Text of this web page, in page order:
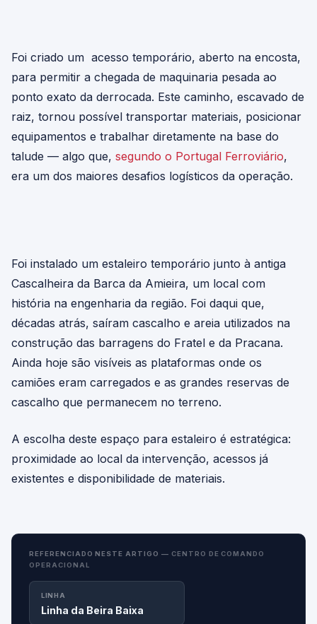
Foi criado um acesso temporário, aberto na encosta,
para permitir a chegada de maquinaria pesada ao
ponto exato da derrocada. Este caminho, escavado de
raiz, tornou possível transportar materiais, posicionar
equipamentos e trabalhar diretamente na base do
talude — algo que, segundo o Portugal Ferroviário,
era um dos maiores desafios logísticos da operação.
Foi instalado um estaleiro temporário junto à antiga
Cascalheira da Barca da Amieira, um local com
história na engenharia da região. Foi daqui que,
décadas atrás, saíram cascalho e areia utilizados na
construção das barragens do Fratel e da Pracana.
Ainda hoje são visíveis as plataformas onde os
camiões eram carregados e as grandes reservas de
cascalho que permanecem no terreno.
A escolha deste espaço para estaleiro é estratégica:
proximidade ao local da intervenção, acessos já
existentes e disponibilidade de materiais.
REFERENCIADO NESTE ARTIGO — CENTRO DE COMANDO
OPERACIONAL
LINHA
Linha da Beira Baixa